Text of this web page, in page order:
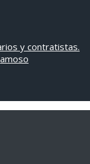
y contratistas.